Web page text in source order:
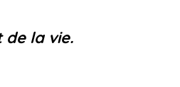
de la vie.